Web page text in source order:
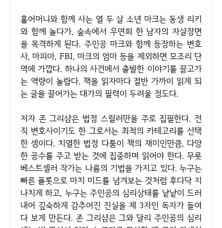
홀어머니와 함께 사는 열 두 살 소년 마크는 동생 리키
와 함께 놀다가, 숲속에서 우연희 한 남자의 자살장면
을 목격하게 된다. 주인공 마크와 함께 등장하는 변호
사, 마피아, FBI, 마크의 엄마 등을 제외하면 모조리 단
역에 가깝다. 하나의 사건에서 출발한 이야기를 끌고가
는 역량이 놀랍다. 책을 읽자마다 절반 가까이 읽게 되
는 글을 끌어가는 대가의 필력이 두려울 정도다.
저자 존 그리샴은 법정 스릴러만을 주로 집필한다. 전
직 변호사이기도 한 그로서는 최적의 카테고리를 선택
한 셈이다. 치열한 법정 다툼이 책의 재미인만큼, 다양
한 공수를 주고 받는 것에 집중하며 읽어야 한다. 무릇
베스트셀러 작가는 나름의 기법을 가지고 있다. 누구는
빠른 플롯으로 마치 미드를 넘겨보는 것처럼 후다닥 지
나치게 하고, 누구는 주인공의 심리상태를 낱낱이 드러
내어 깊숙하게 감추어진 진실을 제 3자인 독자가 들여
다 보게 만든다. 존 그리샴은 그와 달리 주인공의 심리